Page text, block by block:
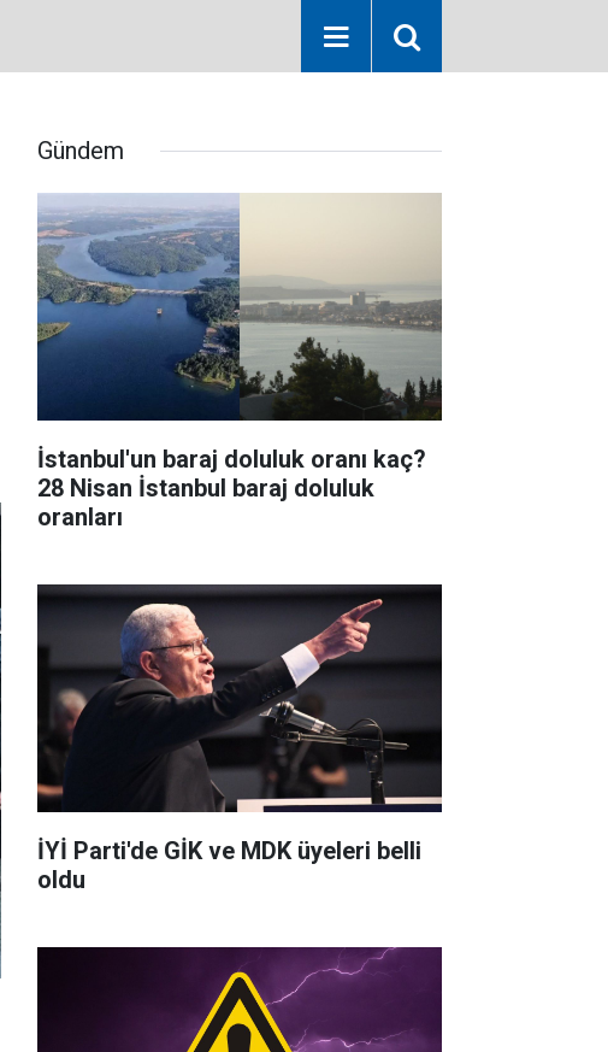
Gündem
İstanbul'un baraj doluluk oranı kaç?
28 Nisan İstanbul baraj doluluk
oranları
İYİ Parti'de GİK ve MDK üyeleri belli
oldu